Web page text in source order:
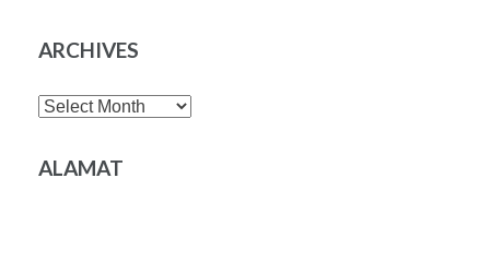
ARCHIVES
Archives
ALAMAT